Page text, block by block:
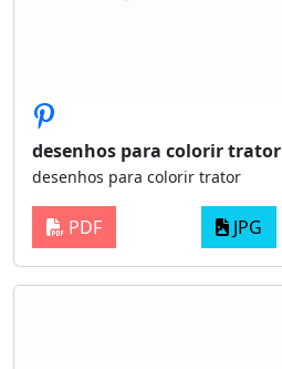
desenhos para colorir trator
desenhos para colorir trator
PDF JPG